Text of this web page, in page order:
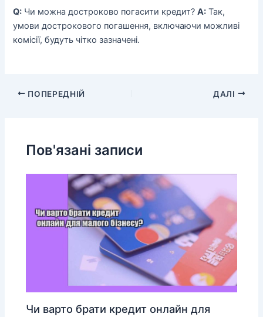
Q: Чи можна достроково погасити кредит?A: Так,
умови дострокового погашення, включаючи можливі
комісії, будуть чітко зазначені.
ПОПЕРЕДНІЙ ДАЛІ
Пов'язані записи
Чи варто брати кредит онлайн для